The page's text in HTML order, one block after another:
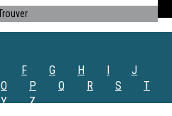
F G H I
J
O P Q R S
T
Y Z